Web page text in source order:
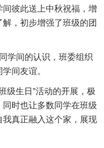
彼此送上中秋祝福，增
，初步增强了班级的团
学间的认识，班委组织
间友谊。
级生日”活动的开展，极
时也让多数同学在班级
真正融入这个家，展现